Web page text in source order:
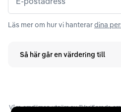
Läs mer om hur vi hanterardina
Så här går en värdering till
Våra omdömen utgörs av ”Verifierade